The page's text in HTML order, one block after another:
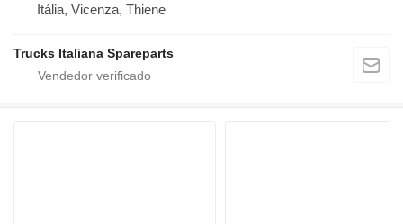
Itália, Vicenza, Thiene
Trucks Italiana Spareparts